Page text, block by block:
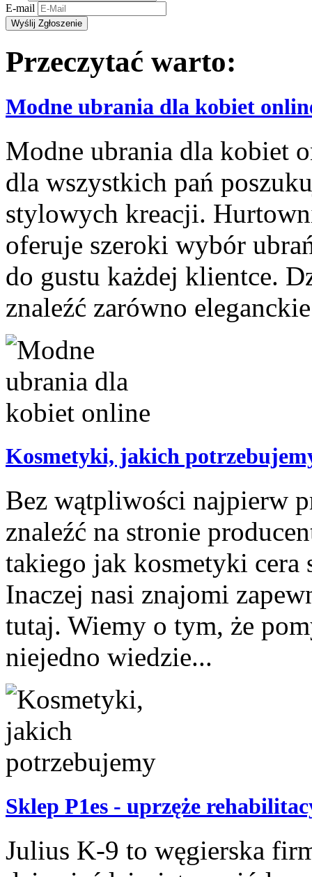
E-mail
Przeczytać warto:
Modne ubrania dla kobiet
Modne ubrania dla kobiet
dla wszystkich pań
stylowych kreacji.
oferuje szeroki wybór
do gustu każdej klientce.
znaleźć zarówno
Kosmetyki, jakich
Bez wątpliwości najpierw
znaleźć na stronie
takiego jak kosmetyki cera
Inaczej nasi znajomi
tutaj. Wiemy o tym, że
niejedno wiedzie...
Sklep P1es - uprzęże
Julius K-9 to węgierska